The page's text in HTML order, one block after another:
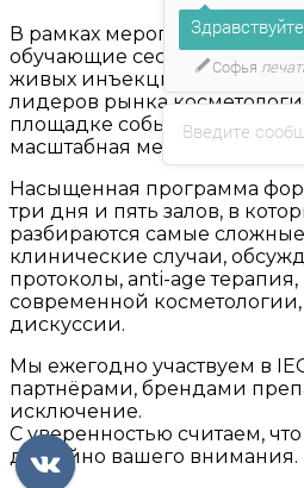
В рамках мероприятия
обучающие сессии,
живых инъекций, мастер-
лидеров рынка
площадке события
масштабная медицинская
Насыщенная программа
три дня и пять залов, в
разбираются самые
клинические случаи,
протоколы, anti-age
современной
дискуссии.
Мы ежегодно участвуем в
партнёрами, брендами
исключение.
С уверенностью считаем,
достойно вашего внимания.
Введите
Софья